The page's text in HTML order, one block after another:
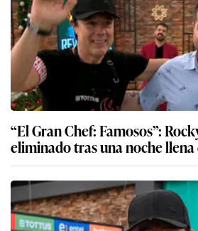
“El Gran Chef: Famosos”:
eliminado tras una noche